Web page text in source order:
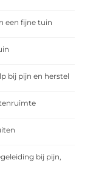
een fijne tuin
bij pijn en herstel
bij pijn,